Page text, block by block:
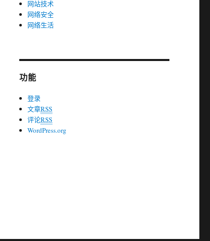
网站技术
网络安全
网络生活
功能
登录
文章RSS
评论RSS
WordPress.org